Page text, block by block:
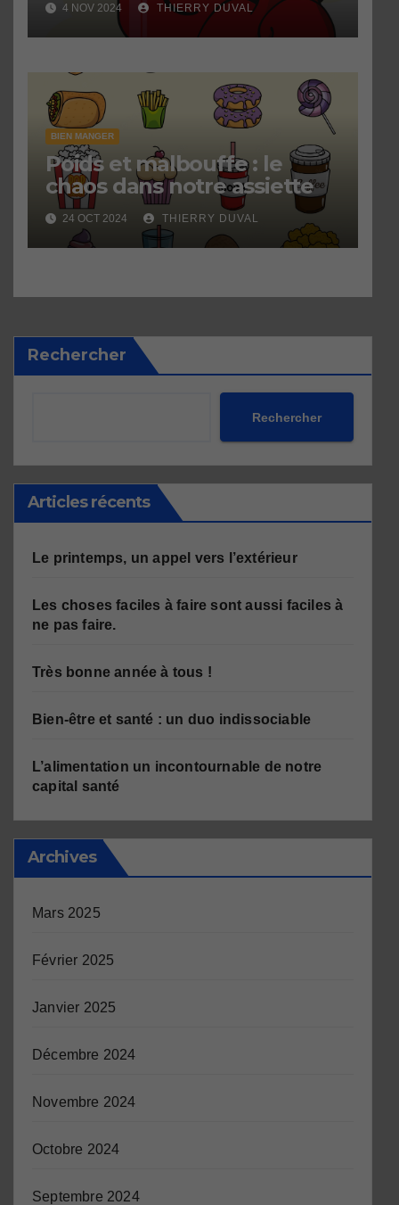
4 NOV 2024 THIERRY DUVAL
BIEN MANGER
Poids et malbouffe : le
chaos dans notre assiette
24 OCT 2024 THIERRY DUVAL
Rechercher
Rechercher
Articles récents
Le printemps, un appel vers l’extérieur
Les choses faciles à faire sont aussi faciles à
ne pas faire.
Très bonne année à tous !
Bien-être et santé : un duo indissociable
L’alimentation un incontournable de notre
capital santé
Archives
Mars 2025
Février 2025
Janvier 2025
Décembre 2024
Novembre 2024
Octobre 2024
Septembre 2024